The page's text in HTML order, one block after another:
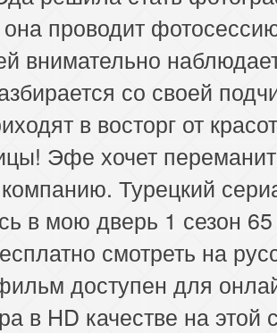
проводит
внимательно
со своей
в восторг от
Эфе хочет
Турецкий
в мою дверь 1 сезон
смотреть на
доступен для
в HD качестве на этой